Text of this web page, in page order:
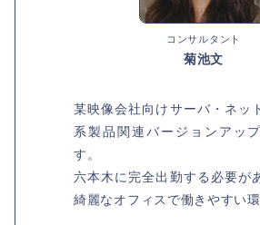
コンサルタント
菊池文
某映像会社向けサーバ・ネッ
系製品関連バージョンアッ
す。
六本木に完全出勤する必要が
綺麗なオフィスで働きやすい環